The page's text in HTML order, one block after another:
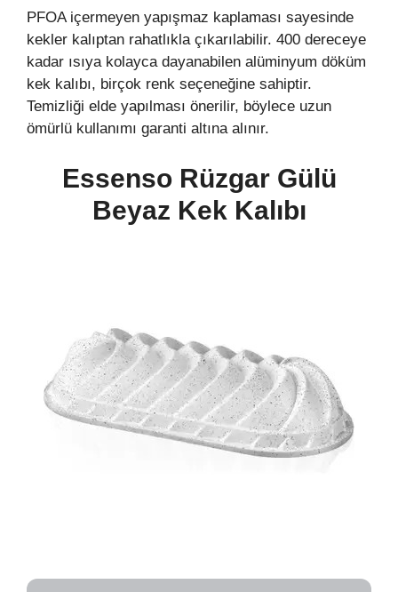
PFOA içermeyen yapışmaz kaplaması sayesinde
kekler kalıptan rahatlıkla çıkarılabilir. 400 dereceye
kadar ısıya kolayca dayanabilen alüminyum döküm
kek kalıbı, birçok renk seçeneğine sahiptir.
Temizliği elde yapılması önerilir, böylece uzun
ömürlü kullanımı garanti altına alınır.
Essenso Rüzgar Gülü
Beyaz Kek Kalıbı